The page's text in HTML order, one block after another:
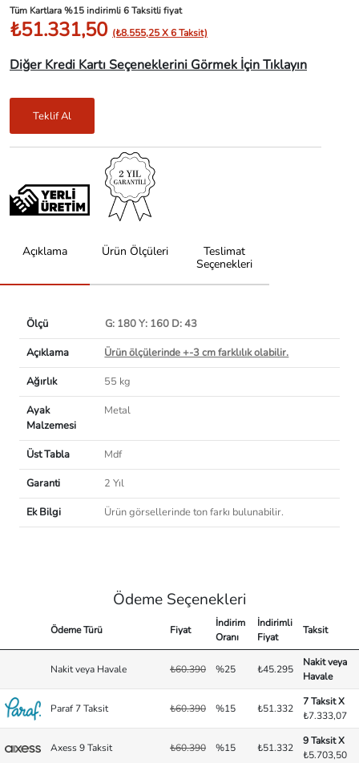
Tüm Kartlara %15 indirimli 6 Taksitli fiyat
₺51.331,50 (₺8.555,25 X 6 Taksit)
Diğer Kredi Kartı Seçeneklerini Görmek İçin Tıklayın
Teklif Al
Açıklama Ürün Ölçüleri
Teslimat
Seçenekleri
Ölçü
G: 180 Y: 160 D: 43
Açıklama
Ürün ölçülerinde +-3 cm farklılık olabilir.
Ağırlık
55 kg
Ayak
Malzemesi
Metal
Üst Tabla
Mdf
Garanti
2 Yıl
Ek Bilgi
Ürün görsellerinde ton farkı bulunabilir.
Ödeme Seçenekleri
Ödeme Türü Fiyat
İndirim
Oranı
İndirimli
Fiyat
Taksit
Nakit veya Havale ₺60.390 %25 ₺45.295
Nakit veya
Havale
Paraf 7 Taksit ₺60.390 %15 ₺51.332
7 Taksit X
₺7.333,07
Axess 9 Taksit ₺60.390 %15 ₺51.332
9 Taksit X
₺5.703,50